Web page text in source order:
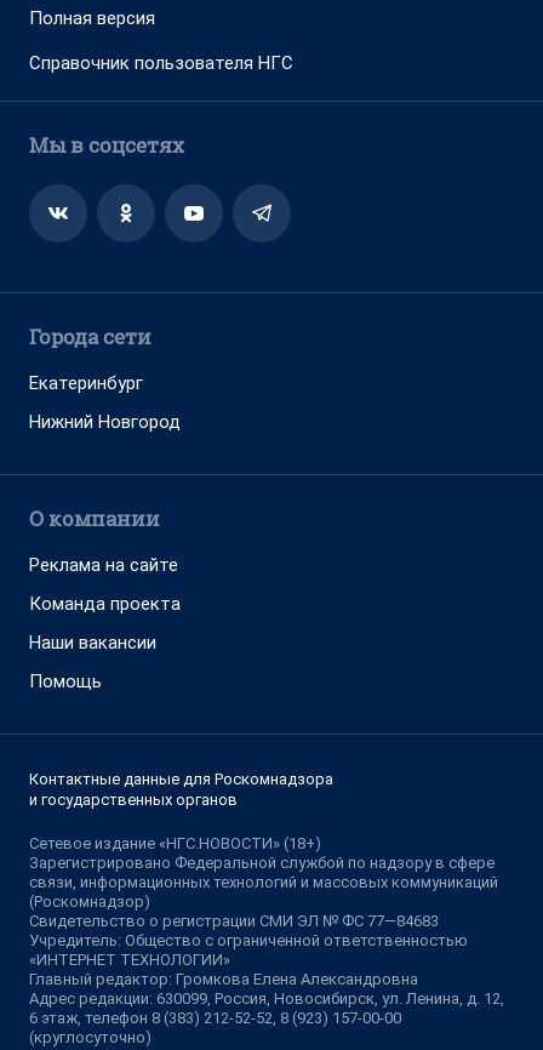
Полная версия
Справочник пользователя НГС
Мы в соцсетях
Города сети
Екатеринбург
Нижний Новгород
О компании
Реклама на сайте
Команда проекта
Наши вакансии
Помощь
Контактные данные для Роскомнадзора
и государственных органов
Сетевое издание «НГС.НОВОСТИ» (18+)
Зарегистрировано Федеральной службой по надзору в сфере
связи, информационных технологий и массовых коммуникаций
(Роскомнадзор)
Свидетельство о регистрации СМИ ЭЛ № ФС 77—84683
Учредитель: Общество с ограниченной ответственностью
«ИНТЕРНЕТ ТЕХНОЛОГИИ»
Главный редактор: Громкова Елена Александровна
Адрес редакции: 630099, Россия, Новосибирск, ул. Ленина, д. 12,
6 этаж, телефон 8 (383) 212-52-52, 8 (923) 157-00-00
(круглосуточно)